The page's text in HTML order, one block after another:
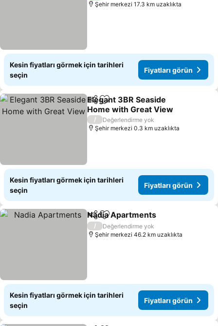
Şehir merkezi 17.3 km uzaklıkta
Kesin fiyatları görmek için tarihleri
seçin
Fiyatları görün
PaylaşFavorilerime ekle
Elegant 3BR Seaside
Home with Great View
Fiyatları görün
/
Değerlendirme yok
Şehir merkezi 0.3 km uzaklıkta
Kesin fiyatları görmek için tarihleri
seçin
Fiyatları görün
PaylaşFavorilerime ekle
Nadia Apartments
/
Değerlendirme yok
Şehir merkezi 46.2 km uzaklıkta
Kesin fiyatları görmek için tarihleri
seçin
Fiyatları görün